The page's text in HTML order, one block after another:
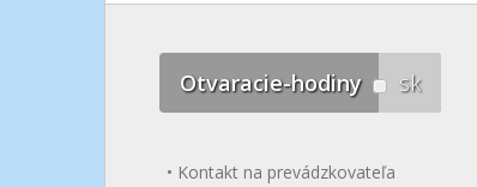
Otvaracie-hodiny sk
Kontakt na prevádzkovateľa